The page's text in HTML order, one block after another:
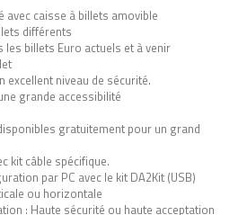
avec caisse à billets amovible
différents
les billets Euro actuels et à venir
excellent niveau de sécurité.
grande accessibilité
gratuitement pour un grand
kit câble spécifique.
par PC avec le kit DA2Kit (USB)
ou horizontale
: Haute sécurité ou haute acceptation